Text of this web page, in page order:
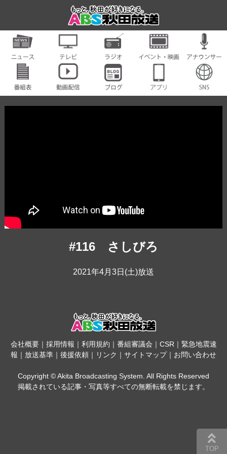
#116 さしびろ
2021年4月3日(土)放送
会社概要｜ 採用情報 ｜ 利用規約 ｜ 番組審議会 ｜ CSR ｜ 緊急地震速
報 ｜ 放送基準 ｜ 後援依頼 ｜ リンク ｜ サイトマップ｜ お問い合わせ
Copyright © Akita Broadcasting System. All Rights Reserved
掲載されている記事・写真等すべての無断転載を禁じます。